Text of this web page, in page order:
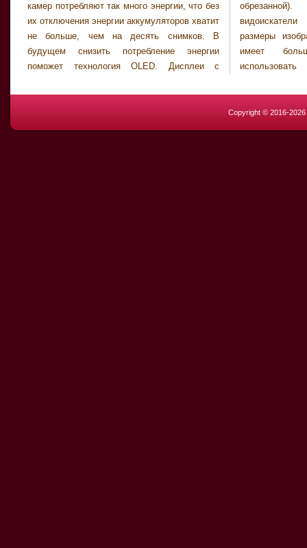
камер потребляют так много энергии, что без
их отключения энергии аккумуляторов хватит
не больше, чем на десять снимков. В
будущем снизить потребление энергии
поможет технология OLED. Дисплеи с
обрезанной). Многие оптические
видоискатели позволяют четко увидеть
размеры изображения. Когда выбор кадра
имеет большое значение, следует
использовать для настройки
Copyright © 2016-